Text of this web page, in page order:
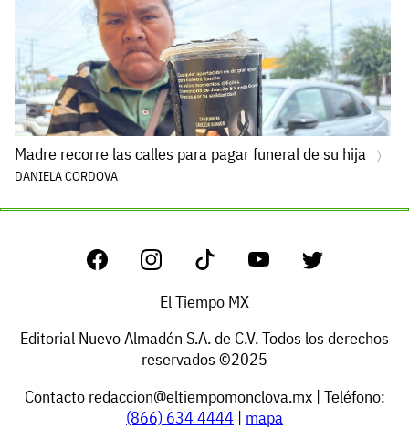
Madre recorre las calles para pagar funeral de su hija
DANIELA CORDOVA
El Tiempo MX
Editorial Nuevo Almadén S.A. de C.V. Todos los derechos
reservados ©2025
Contacto redaccion@eltiempomonclova.mx| Teléfono:
(866) 634 4444 | mapa